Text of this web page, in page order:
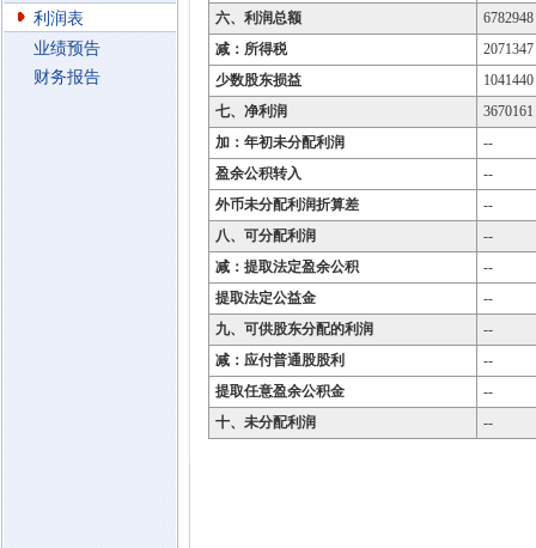
利润表
业绩预告
财务报告
六、利润总额
6782948
减：所得税
2071347
少数股东损益
1041440
七、净利润
3670161
加：年初未分配利润
--
盈余公积转入
--
外币未分配利润折算差
--
八、可分配利润
--
减：提取法定盈余公积
--
提取法定公益金
--
九、可供股东分配的利润
--
减：应付普通股股利
--
提取任意盈余公积金
--
十、未分配利润
--